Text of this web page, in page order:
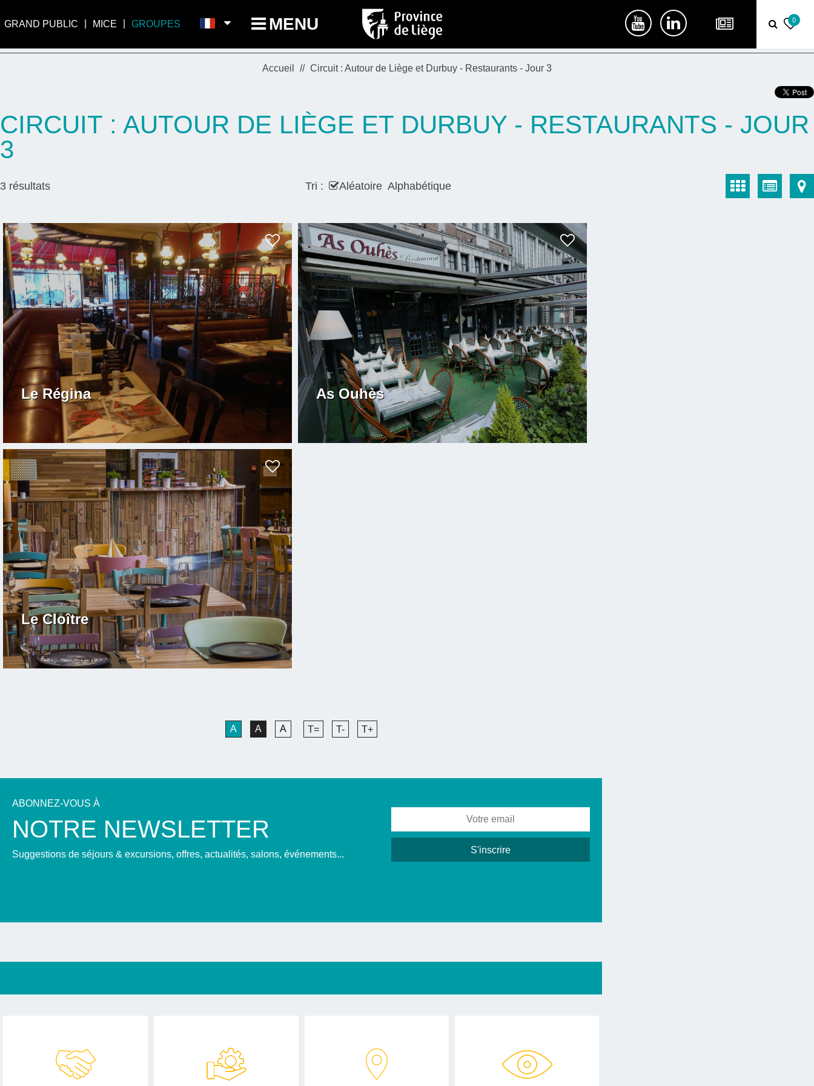
GRAND PUBLIC MICE GROUPES MENU 0
Accueil Circuit : Autour de Liège et Durbuy - Restaurants - Jour 3
CIRCUIT : AUTOUR DE LIÈGE ET DURBUY - RESTAURANTS - JOUR
3
3 résultats Tri : Aléatoire Alphabétique
Le Régina As Ouhès
Le Cloître
A A A T= T- T+
ABONNEZ-VOUS À
NOTRE NEWSLETTER
Suggestions de séjours & excursions, offres, actualités, salons, événements...